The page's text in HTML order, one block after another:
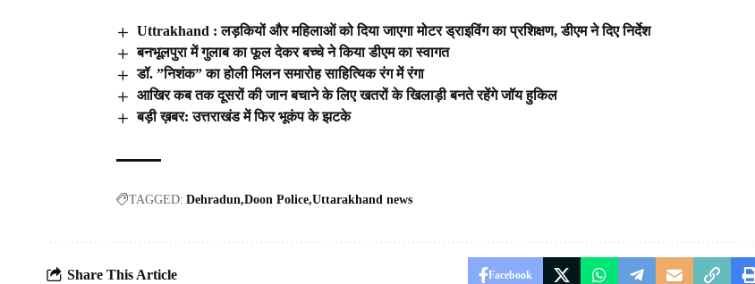
Uttrakhand : लड़कियों और महिलाओं को दिया जाएगा मोटर ड्राइविंग का प्रशिक्षण, डीएम ने दिए निर्देश
बनभूलपुरा में गुलाब का फूल देकर बच्चे ने किया डीएम का स्वागत
डॉ. ”निशंक” का होली मिलन समारोह साहित्यिक रंग में रंगा
आखिर कब तक दूसरों की जान बचाने के लिए खतरों के खिलाड़ी बनते रहेंगे जॉय हुकिल
बड़ी ख़बर: उत्तराखंड में फिर भूकंप के झटके
TAGGED: Dehradun Doon Police Uttarakhand news
Share This Article Facebook